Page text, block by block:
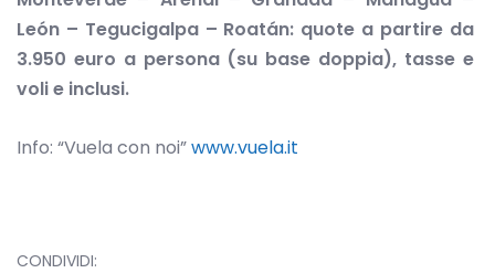
León – Tegucigalpa – Roatán: quote a partire da
3.950 euro a persona (su base doppia), tasse e
voli e inclusi.
Info: “Vuela con noi”www.vuela.it
CONDIVIDI: